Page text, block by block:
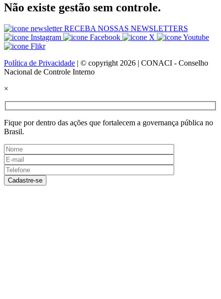
Não existe gestão sem controle.
RECEBA NOSSAS NEWSLETTERS
Política de Privacidade | © copyright 2026 | CONACI - Conselho
Nacional de Controle Interno
×
Fique por dentro das ações que fortalecem a governança pública no
Brasil.